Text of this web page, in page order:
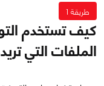
طريقة 1
الملفات التي